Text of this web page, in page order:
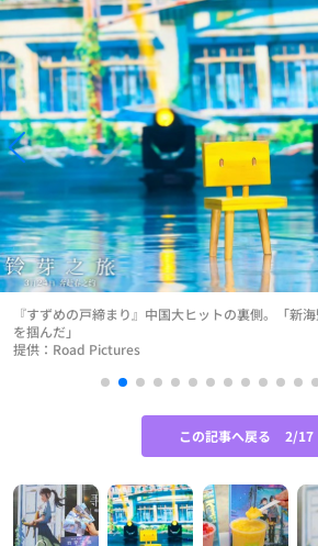
提供：Road Pictures
『すずめの戸締まり』中国大ヒットの裏側。「新
を掴んだ」
この記事へ戻る 2/17